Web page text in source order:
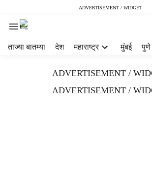
ADVERTISEMENT / WIDGET
ताज्या बातम्या देश महाराष्ट्र मुंबई पुणे
ADVERTISEMENT /
ADVERTISEMENT /